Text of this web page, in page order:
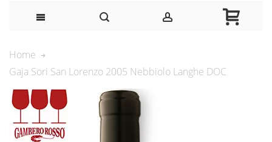
Home
Gaja Sori San Lorenzo 2005 Nebbiolo Langhe DOC